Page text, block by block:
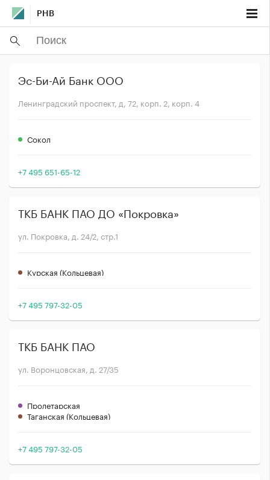
РНВ
Эс-Би-Ай Банк ООО
Ленинградский проспект, д, 72, корп. 2, корп. 4
Сокол
+7 495 651-65-12
ТКБ БАНК ПАО ДО «Покровка»
ул. Покровка, д. 24/2, стр.1
Курская (Кольцевая)
+7 495 797-32-05
ТКБ БАНК ПАО
ул. Воронцовская, д. 27/35
Пролетарская
Таганская (Кольцевая)
+7 495 797-32-05